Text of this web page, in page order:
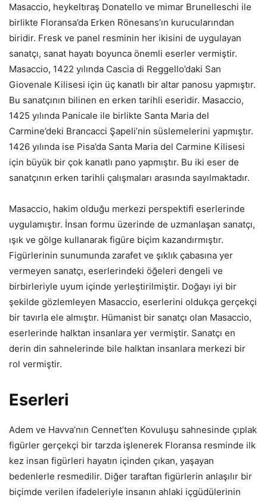
Masaccio, heykeltıraş Donatello ve mimar Brunelleschi ile
birlikte Floransa’da Erken Rönesans’ın kurucularından
biridir. Fresk ve panel resminin her ikisini de uygulayan
sanatçı, sanat hayatı boyunca önemli eserler vermiştir.
Masaccio, 1422 yılında Cascia di Reggello’daki San
Giovenale Kilisesi için üç kanatlı bir altar panosu yapmıştır.
Bu sanatçının bilinen en erken tarihli eseridir. Masaccio,
1425 yılında Panicale ile birlikte Santa Maria del
Carmine’deki Brancacci Şapeli’nin süslemelerini yapmıştır.
1426 yılında ise Pisa’da Santa Maria del Carmine Kilisesi
için büyük bir çok kanatlı pano yapmıştır. Bu iki eser de
sanatçının erken tarihli çalışmaları arasında sayılmaktadır.
Masaccio, hakim olduğu merkezi perspektifi eserlerinde
uygulamıştır. İnsan formu üzerinde de uzmanlaşan sanatçı,
ışık ve gölge kullanarak figüre biçim kazandırmıştır.
Figürlerinin sunumunda zarafet ve şıklık çabasına yer
vermeyen sanatçı, eserlerindeki öğeleri dengeli ve
birbirleriyle uyum içinde yerleştirilmiştir. Doğayı iyi bir
şekilde gözlemleyen Masaccio, eserlerini oldukça gerçekçi
bir tavırla ele almıştır. Hümanist bir sanatçı olan Masaccio,
eserlerinde halktan insanlara yer vermiştir. Sanatçı en
derin din sahnelerinde bile halktan insanlara merkezi bir
rol vermiştir.
Eserleri
Adem ve Havva’nın Cennet’ten Kovuluşu sahnesinde çıplak
figürler gerçekçi bir tarzda işlenerek Floransa resminde ilk
kez insan figürleri hayatın içinden çıkan, yaşayan
bedenlerle resmedilir. Diğer taraftan figürlerin anlaşılır bir
biçimde verilen ifadeleriyle insanın ahlaki içgüdülerinin